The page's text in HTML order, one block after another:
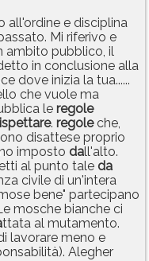
all'ordine e disciplina
Mi riferivo e
ambito pubblico, il
in conclusione alla
dove inizia la tua......
che vuole ma
le regole
. regoleche,
disattese proprio
imposto dall'alto.
al punto tale da
civile di un'intera
bene" partecipano
mosche bianche ci
ttata al mutamento.
lavorare meno e
Alegher